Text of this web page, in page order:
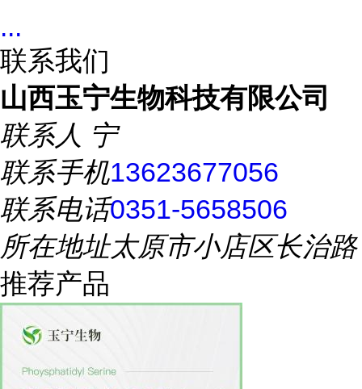
...
联系我们
山西玉宁生物科技有限公司
联系人 宁
联系手机13623677056
联系电话0351-5658506
所在地址太原市小店区长治路
推荐产品